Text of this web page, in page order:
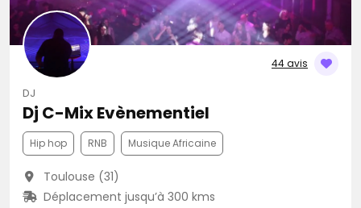
44 avis
DJ
Dj C-Mix Evènementiel
Hip hop RNB Musique Africaine
Toulouse (31)
Déplacement jusqu’à 300 kms